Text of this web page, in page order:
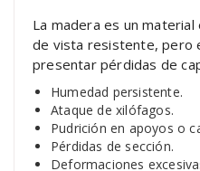
La madera es un
de vista resistente, pero
presentar pérdidas de
Humedad persistente.
Ataque de xilófagos.
Pudrición en apoyos o
Pérdidas de sección.
Deformaciones